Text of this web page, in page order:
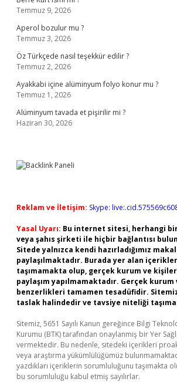
Temmuz 9, 2026
Aperol bozulur mu ?
Temmuz 3, 2026
Öz Türkçede nasıl teşekkür edilir ?
Temmuz 2, 2026
Ayakkabi içine alüminyum folyo konur mu ?
Temmuz 1, 2026
Alüminyum tavada et pişirilir mi ?
Haziran 30, 2026
Reklam ve İletişim: Skype:
Yasal Uyarı: Bu internet sitesi, herhangi
veya şahıs şirketi ile hiçbir bağlantısı
Sitede yalnızca kendi hazırladığımız
paylaşılmaktadır. Burada yer alan
taşımamakta olup, gerçek kurum ve
paylaşım yapılmamaktadır. Gerçek
benzerlikleri tamamen tesadüfidir.
taslak halindedir ve tavsiye niteliği
Sitemiz, 5651 Sayılı Kanun gereğince Bilgi
Kurumu (BTK) tarafından onaylanmış bir Yer
vermektedir. Bu nedenle, sitedeki içerikleri
veya araştırma yükümlülüğümüz
yazdıkları içeriklerin sorumluluğunu taşımakta
bu sorumluluğu kabul etmiş sayılırlar.